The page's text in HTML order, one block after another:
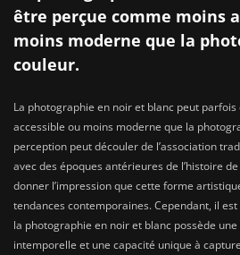
être perçue comme moins
moins moderne que la
couleur.
La photographie en noir et blanc peut
accessible ou moins moderne que la
perception peut découler de l’association
avec des époques antérieures de l’histoire
donner l’impression que cette forme
tendances contemporaines. Cependant, il
la photographie en noir et blanc possède
intemporelle et une capacité unique à